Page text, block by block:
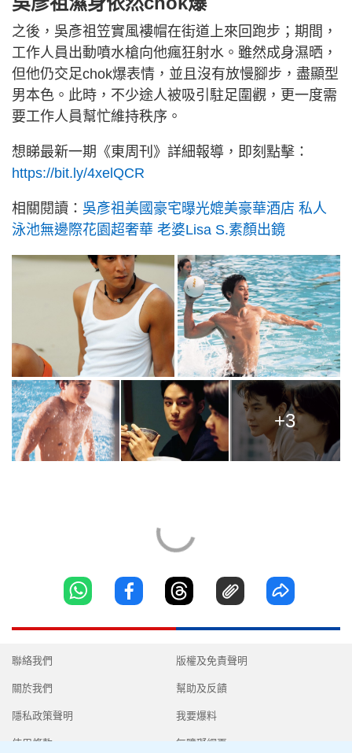
之後，吳彥祖笠實風褸帽在街道上來回跑步；期間，
工作人員出動噴水槍向他瘋狂射水。雖然成身濕晒，
但他仍交足chok爆表情，並且沒有放慢腳步，盡顯型
男本色。此時，不少途人被吸引駐足圍觀，更一度需
要工作人員幫忙維持秩序。
想睇最新一期《東周刊》詳細報導，即刻點擊：
https://bit.ly/4xelQCR
相關閱讀： 吳彥祖美國豪宅曝光媲美豪華酒店 私人
泳池無邊際花園超奢華 老婆Lisa S.素顏出鏡
+3
聯絡我們
關於我們
隱私政策聲明
使用條款
版權及免責聲明
幫助及反饋
我要爆料
無障礙網頁